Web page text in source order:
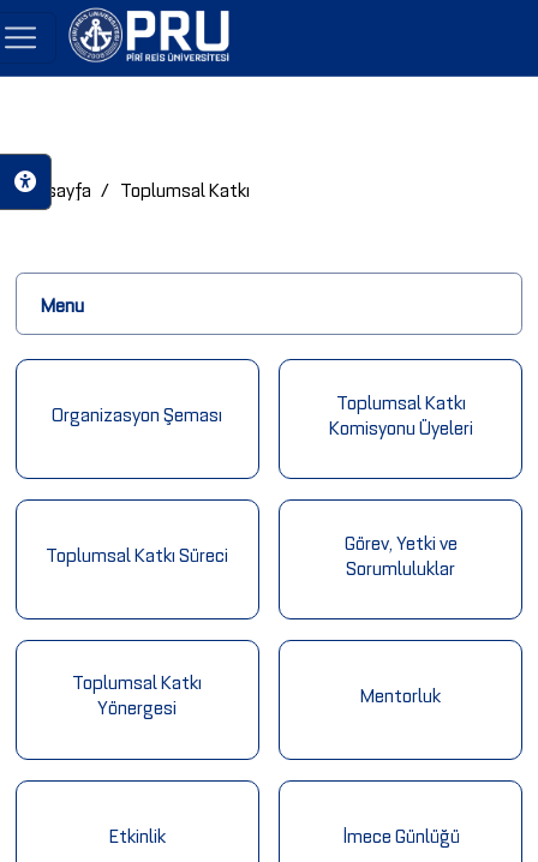
Anasayfa Toplumsal Katkı
Menu
Organizasyon Şeması
Toplumsal Katkı
Komisyonu Üyeleri
Toplumsal Katkı Süreci
Görev, Yetki ve
Sorumluluklar
Toplumsal Katkı
Yönergesi
Mentorluk
Etkinlik İmece Günlüğü